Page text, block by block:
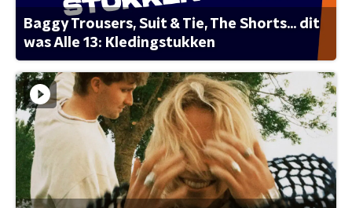
Baggy Trousers, Suit & Tie, The Shorts... dit
was Alle 13: Kledingstukken